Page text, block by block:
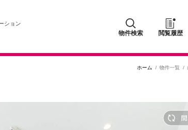
ション
物件検索 閲覧履歴
ホーム 物件一覧